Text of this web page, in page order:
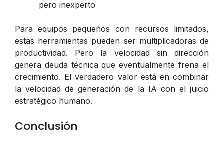
pero inexperto
Para equipos pequeños con recursos limitados,
estas herramientas pueden ser multiplicadoras de
productividad. Pero la velocidad sin dirección
genera deuda técnica que eventualmente frena el
crecimiento. El verdadero valor está en combinar
la velocidad de generación de la IA con el juicio
estratégico humano.
Conclusión